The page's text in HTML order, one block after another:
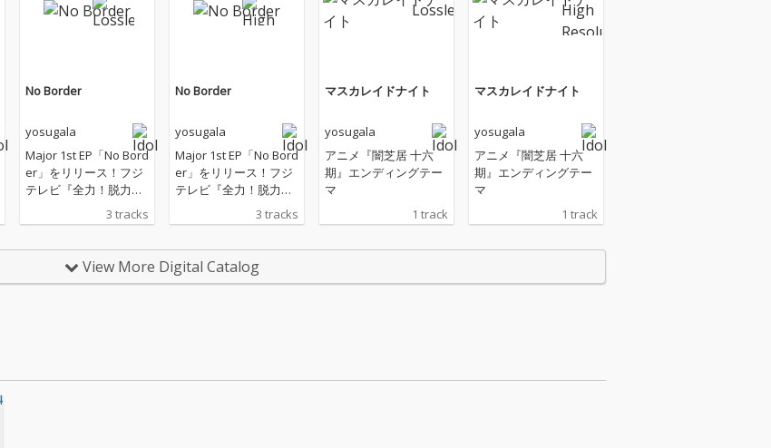
No Border
yosugala
Major 1st EP「No Bord
er」をリリース！フジ
テレビ『全力！脱力タ
イムズ』12～1月度エ
ンディングテーマにも
gleの「ハルカカナタ」
他、新曲2曲を含む全3
3 tracks
No Border
yosugala
Major 1st EP「No Bord
er」をリリース！フジ
テレビ『全力！脱力タ
イムズ』12～1月度エ
ンディングテーマにも
gleの「ハルカカナタ」
他、新曲2曲を含む全3
3 tracks
マスカレイドナイト
yosugala
アニメ『闇芝居 十六
期』エンディングテー
マ
1 track
マスカレイドナイト
yosugala
アニメ『闇芝居 十六
期』エンディングテー
マ
1 track
View More Digital Catalog